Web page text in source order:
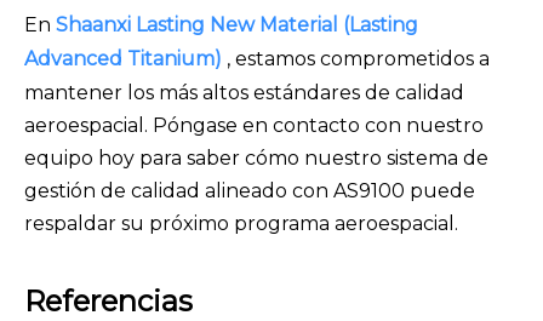
En Shaanxi Lasting New Material (Lasting
Advanced Titanium) , estamos comprometidos a
mantener los más altos estándares de calidad
aeroespacial. Póngase en contacto con nuestro
equipo hoy para saber cómo nuestro sistema de
gestión de calidad alineado con AS9100 puede
respaldar su próximo programa aeroespacial.
Referencias